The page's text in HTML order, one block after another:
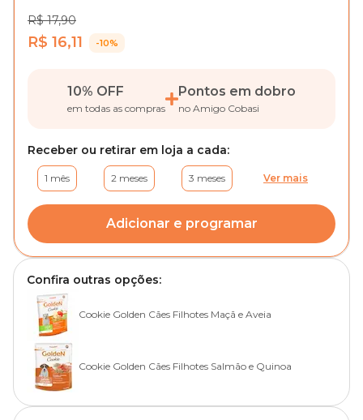
R$ 17,90
R$ 16,11 -10%
10% OFF
em todas as compras
Pontos em dobro
no Amigo Cobasi
Receber ou retirar em loja a cada:
1 mês 2 meses 3 meses Ver mais
Adicionar e programar
Confira outras opções:
Cookie Golden Cães Filhotes Maçã e Aveia
Cookie Golden Cães Filhotes Salmão e Quinoa